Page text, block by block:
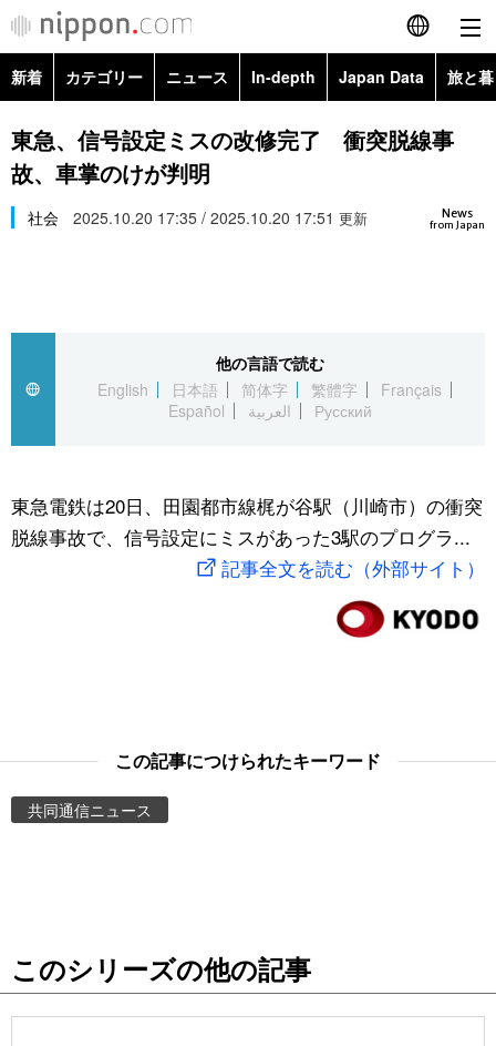
English
简体字
Русский
カテゴリー
経済・ビジネス
国際
文化
トップ
アーカイブ
In-depth
Japan Data
動画/Live
お知らせ
新着 カテゴリー ニュース In-depth Japan Data 旅と
政治・外交
経済・ビジネス
スポーツ・東京2020
Topics
東急、信号設定ミスの改修完了 衝突脱線事
故、車掌のけが判明
News
from Japan
社会 2025.10.20 17:35 / 2025.10.20 17:51 更新
他の言語で読む
English
日本語 简体字 繁體字
Français
Español
العربية Русский
東急電鉄は20日、田園都市線梶が谷駅（川崎市）の衝突
脱線事故で、信号設定にミスがあった3駅のプログラ...
記事全文を読む（外部サイト）
この記事につけられたキーワード
共同通信ニュース
このシリーズの他の記事